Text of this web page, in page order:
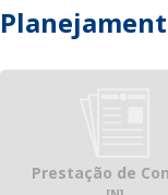
Prestação de